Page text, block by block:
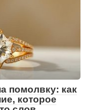
помолвку: как
которое